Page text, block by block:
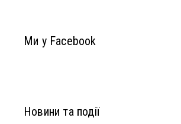
Ми у Facebook
Новини та події